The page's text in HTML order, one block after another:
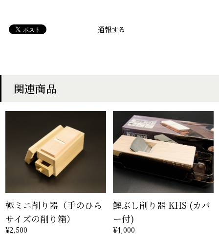
通報する
関連商品
極ミニ削り器（手のひら
サイズの削り箱）
¥2,500
鰹ぶし削り器 KHS (カバ
ー付)
¥4,000